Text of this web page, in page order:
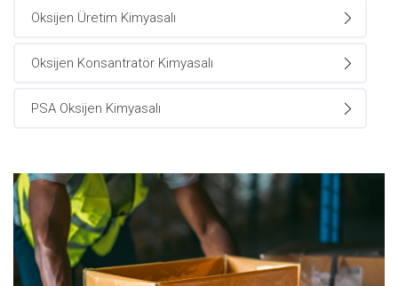
Oksijen Üretim Kimyasalı
Oksijen Konsantratör Kimyasalı
PSA Oksijen Kimyasalı